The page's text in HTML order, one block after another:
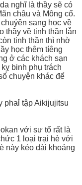
nghĩ là thầy sẽ có
châu và Mông cổ.
sang học về
thầy về tinh thần lẫn
tinh thần thì nhờ
học thêm tíêng
ở các khách sạn
binh phụ trách
chuyện khác để
phaỉ tập Aikijujitsu
với sư tổ rất là
1 loại trại hè với
này kéo dài khoảng